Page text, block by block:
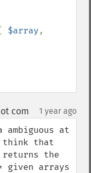
$array,
com 1 year ago
at
think that
the
given arrays